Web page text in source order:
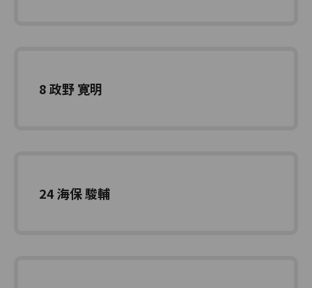
8 政野 寛明
24 海保 駿輔